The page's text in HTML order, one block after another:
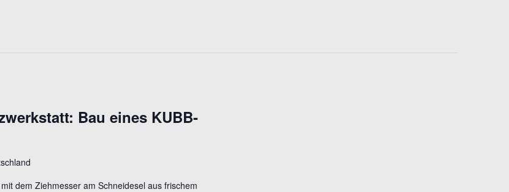
Bau eines KUBB-
dem Ziehmesser am Schneidesel aus frischem